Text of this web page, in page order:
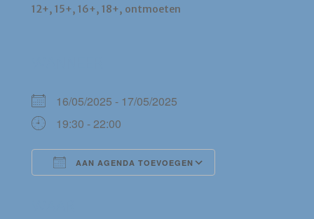
12+, 15+, 16+, 18+, ontmoeten
16/05/2025 - 17/05/2025
19:30 - 22:00
AAN AGENDA TOEVOEGEN